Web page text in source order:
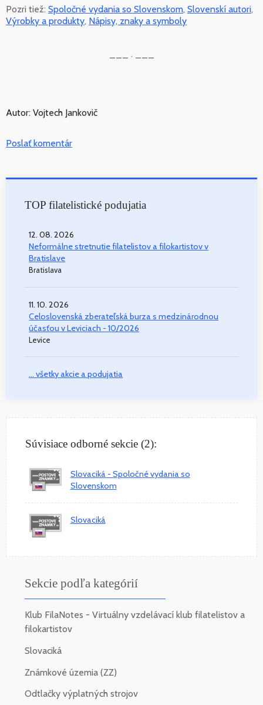
Pozri tiež: Spoločné vydania so Slovenskom, Slovenskí autori,
Výrobky a produkty, Nápisy, znaky a symboly
___ . ___
Autor: Vojtech Jankovič
Poslať komentár
TOP filatelistické podujatia
12. 08. 2026
Neformálne stretnutie filatelistov a filokartistov v
Bratislave
Bratislava
11. 10. 2026
Celoslovenská zberateľská burza s medzinárodnou
účasťou v Leviciach - 10/2026
Levice
... všetky akcie a podujatia
Súvisiace odborné sekcie (2):
Slovaciká - Spoločné vydania so
Slovenskom
Slovaciká
Sekcie podľa kategórií
Klub FilaNotes - Virtuálny vzdelávací klub filatelistov a
filokartistov
Slovaciká
Známkové územia (ZZ)
Odtlačky výplatných strojov